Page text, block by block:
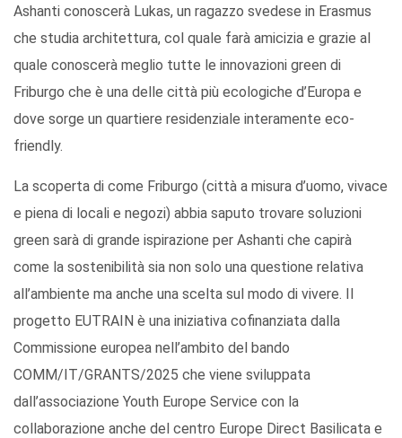
Ashanti conoscerà Lukas, un ragazzo svedese in Erasmus
che studia architettura, col quale farà amicizia e grazie al
quale conoscerà meglio tutte le innovazioni green di
Friburgo che è una delle città più ecologiche d’Europa e
dove sorge un quartiere residenziale interamente eco-
friendly.
La scoperta di come Friburgo (città a misura d’uomo, vivace
e piena di locali e negozi) abbia saputo trovare soluzioni
green sarà di grande ispirazione per Ashanti che capirà
come la sostenibilità sia non solo una questione relativa
all’ambiente ma anche una scelta sul modo di vivere. Il
progetto EUTRAIN è una iniziativa cofinanziata dalla
Commissione europea nell’ambito del bando
COMM/IT/GRANTS/2025 che viene sviluppata
dall’associazione Youth Europe Service con la
collaborazione anche del centro Europe Direct Basilicata e